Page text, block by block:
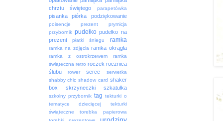
chrztu świętego
parapetówka
pisanka piórka podziękowanie
poisencje prezent
prymicja
przybornik pudełko pudełko na
prezent
płatki śniegu ramka
ramka na zdjęcia ramka okrągła
ramka z ostrokrzewem
ramka
świąteczna retro roczek rocznica
ślubu
rower serce
serwetka
shabby chic shadow card shaker
box
skrzyneczki szkatułka
szkolny przybornik tag tekturki o
tematyce dziecięcej
tekturki
świąteczne
torebka papierowa